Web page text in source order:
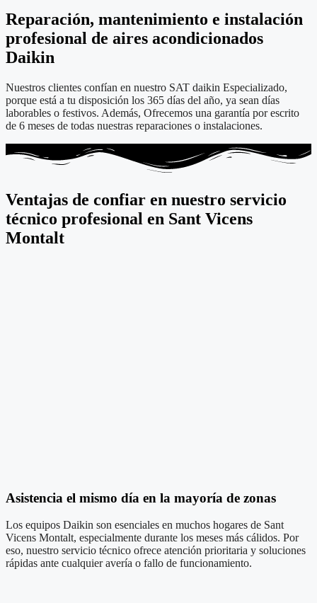
Reparación, mantenimiento e instalación
profesional de aires acondicionados
Daikin
Nuestros clientes confían en nuestro SAT daikin Especializado,
porque está a tu disposición los 365 días del año, ya sean días
laborables o festivos. Además, Ofrecemos una garantía por escrito
de 6 meses de todas nuestras reparaciones o instalaciones.
Ventajas de confiar en nuestro servicio
técnico profesional en Sant Vicens
Montalt
Asistencia el mismo día en la mayoría de zonas
Los equipos Daikin son esenciales en muchos hogares de Sant
Vicens Montalt, especialmente durante los meses más cálidos. Por
eso, nuestro servicio técnico ofrece atención prioritaria y soluciones
rápidas ante cualquier avería o fallo de funcionamiento.